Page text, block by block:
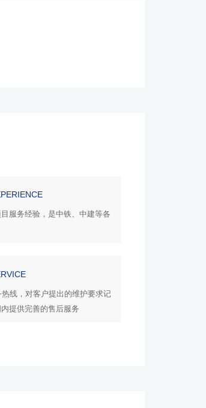
服务经验，是中铁、中建等各
线，对客户提出的维护要求记
提供完善的售后服务